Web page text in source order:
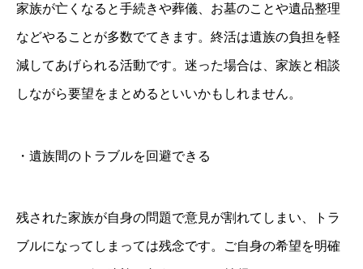
家族が亡くなると手続きや葬儀、お墓のことや遺品整理
などやることが多数でてきます。終活は遺族の負担を軽
減してあげられる活動です。迷った場合は、家族と相談
しながら要望をまとめるといいかもしれません。
・遺族間のトラブルを回避できる
残された家族が自身の問題で意見が割れてしまい、トラ
ブルになってしまっては残念です。ご自身の希望を明確